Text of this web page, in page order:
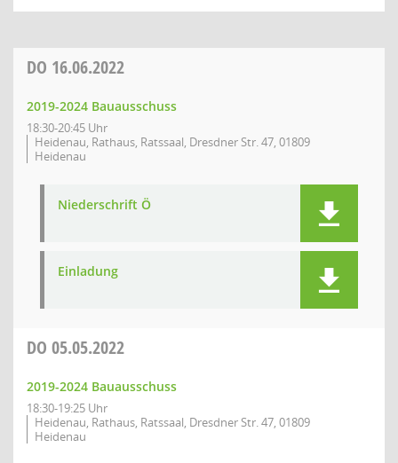
DO 16.06.2022
2019-2024 Bauausschuss
18:30-20:45 Uhr
Heidenau, Rathaus, Ratssaal, Dresdner Str. 47, 01809
Heidenau
Niederschrift Ö
Einladung
DO 05.05.2022
2019-2024 Bauausschuss
18:30-19:25 Uhr
Heidenau, Rathaus, Ratssaal, Dresdner Str. 47, 01809
Heidenau